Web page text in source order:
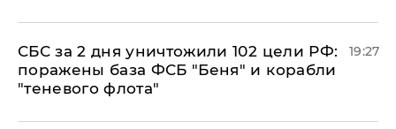
СБС за 2 дня уничтожили 102 цели РФ:
поражены база ФСБ "Беня" и корабли
"теневого флота"
19:27